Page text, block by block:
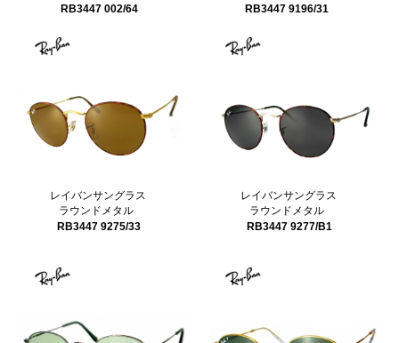
RB3447 002/64
RB3447 9196/31
レイバンサングラス
ラウンドメタル
RB3447 9275/33
レイバンサングラス
ラウンドメタル
RB3447 9277/B1